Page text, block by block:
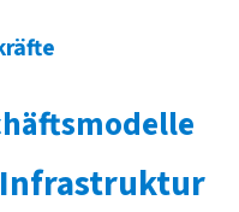
Infrastruktur